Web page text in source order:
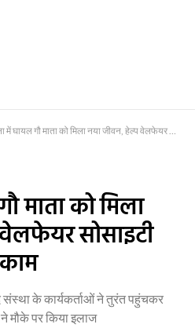
घायल गौ माता को मिला नया जीवन, हेल्प वेलफेयर सोसाइटी की तत्परता आई काम
माता को मिला
सोसाइटी
के कार्यकर्ताओं ने तुरंत पहुंचकर
मौके पर किया इलाज